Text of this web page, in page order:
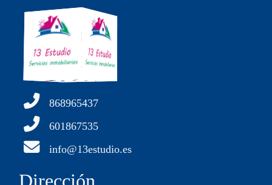
868965437
601867535
info@13estudio.es